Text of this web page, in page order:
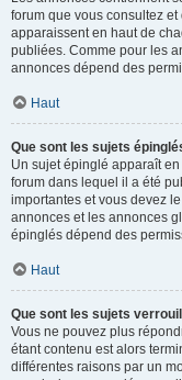
forum que vous consultez
apparaissent en haut de
publiées. Comme pour les
annonces dépend des
Haut
Que sont les sujets
Un sujet épinglé apparaît
forum dans lequel il a été
importantes et vous devez
annonces et les annonces
épinglés dépend des
Haut
Que sont les sujets
Vous ne pouvez plus
étant contenu est alors
différentes raisons par un